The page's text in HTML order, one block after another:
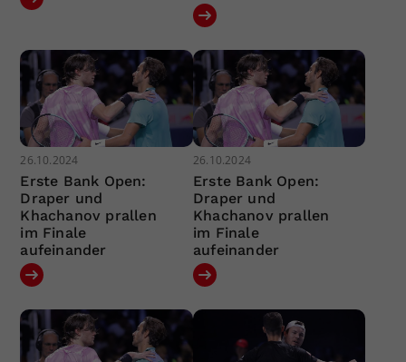
26.10.2024
Erste Bank Open:
Draper und
Khachanov prallen
im Finale
aufeinander
26.10.2024
Erste Bank Open:
Draper und
Khachanov prallen
im Finale
aufeinander